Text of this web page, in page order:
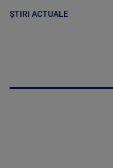
ȘTIRI ACTUALE